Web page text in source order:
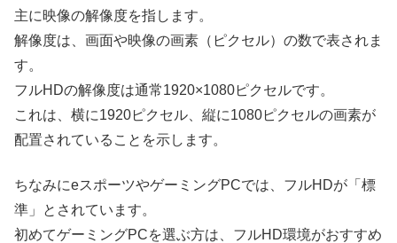
主に映像の解像度を指します。
解像度は、画面や映像の画素（ピクセル）の数で表されま
す。
フルHDの解像度は通常1920×1080ピクセルです。
これは、横に1920ピクセル、縦に1080ピクセルの画素が
配置されていることを示します。
ちなみにeスポーツやゲーミングPCでは、フルHDが「標
準」とされています。
初めてゲーミングPCを選ぶ方は、フルHD環境がおすすめ